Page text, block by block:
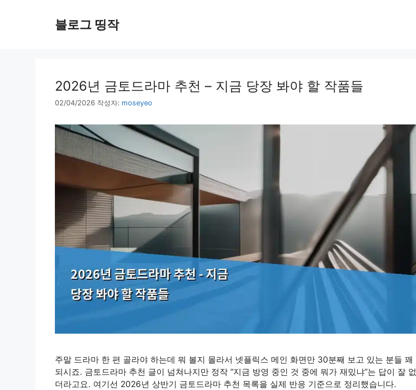
블로그 띵작
2026년 금토드라마 추천 – 지금 당장 봐야 할 작품들
02/04/2026 작성자: moseyeo
주말 드라마 한 편 골라야 하는데 뭐 볼지 몰라서 넷플릭스 메인 화면만 30분째 보고 있는 분들 꽤
되시죠. 금토드라마 추천 글이 넘쳐나지만 정작 “지금 방영 중인 것 중에 뭐가 재밌냐”는 답이 잘 없
더라고요. 여기선 2026년 상반기 금토드라마 추천 목록을 실제 반응 기준으로 정리했습니다.